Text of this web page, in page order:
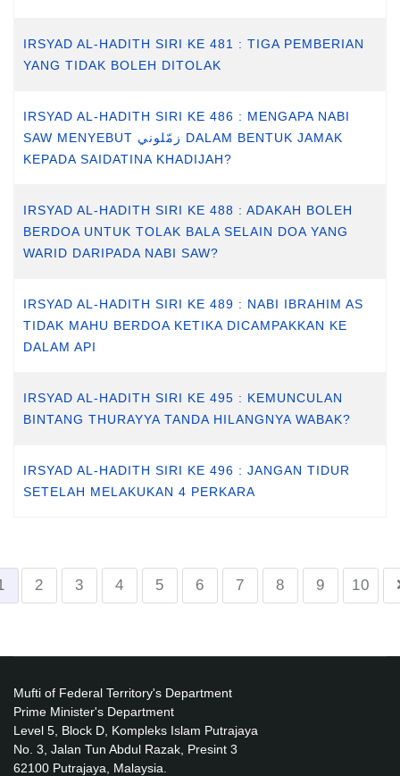
IRSYAD AL-HADITH SIRI KE 481 : TIGA PEMBERIAN
YANG TIDAK BOLEH DITOLAK
IRSYAD AL-HADITH SIRI KE 486 : MENGAPA NABI
SAW MENYEBUT زمّلوني DALAM BENTUK JAMAK
KEPADA SAIDATINA KHADIJAH?
IRSYAD AL-HADITH SIRI KE 488 : ADAKAH BOLEH
BERDOA UNTUK TOLAK BALA SELAIN DOA YANG
WARID DARIPADA NABI SAW?
IRSYAD AL-HADITH SIRI KE 489 : NABI IBRAHIM AS
TIDAK MAHU BERDOA KETIKA DICAMPAKKAN KE
DALAM API
IRSYAD AL-HADITH SIRI KE 495 : KEMUNCULAN
BINTANG THURAYYA TANDA HILANGNYA WABAK?
IRSYAD AL-HADITH SIRI KE 496 : JANGAN TIDUR
SETELAH MELAKUKAN 4 PERKARA
2 3 4 5 6 7 8 9 10
Mufti of Federal Territory's Department
Prime Minister's Department
Level 5, Block D, Kompleks Islam Putrajaya
No. 3, Jalan Tun Abdul Razak, Presint 3
62100 Putrajaya, Malaysia.